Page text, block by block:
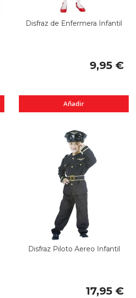
Disfraz de Enfermera Infantil
9,95 €
Añadir
Disfraz Piloto Aereo Infantil
17,95 €